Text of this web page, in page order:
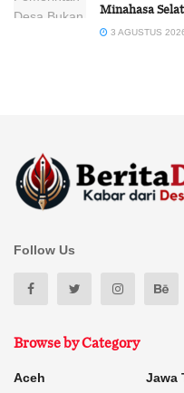
Minahasa
3 AGUSTUS
Follow Us
Browse by Category
Aceh
Jawa